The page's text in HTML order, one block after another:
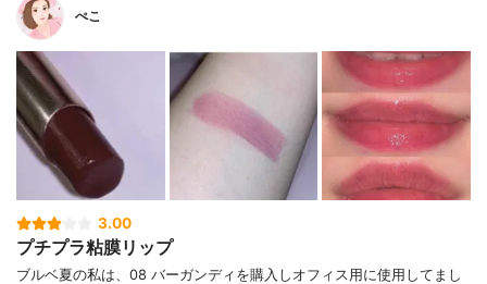
ぺこ
3.00
プチプラ粘膜リップ
ブルベ夏の私は、08 バーガンディを購入しオフィス用に使用してまし